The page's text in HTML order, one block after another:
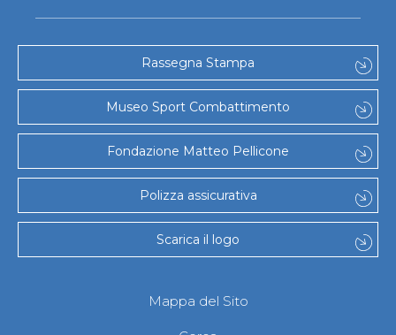
Rassegna Stampa
Museo Sport Combattimento
Fondazione Matteo Pellicone
Polizza assicurativa
Scarica il logo
Mappa del Sito